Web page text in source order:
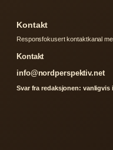
Kontakt
Responsfokusert kontaktkanal
Kontakt
info@nordperspektiv.net
Svar fra redaksjonen: vanligvis